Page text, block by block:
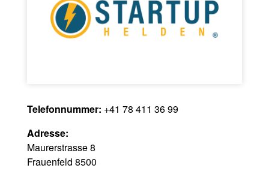
Telefonnummer: +41 78 411 36 99
Adresse:
Maurerstrasse 8
Frauenfeld 8500